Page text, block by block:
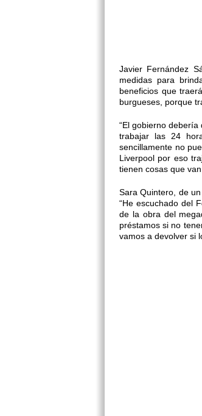
Javier Fernández
medidas para
beneficios que
burgueses, porque
“El gobierno
trabajar las 24
sencillamente no
Liverpool por eso
tienen cosas que
Sara Quintero, de
“He escuchado del
de la obra del
préstamos si no
vamos a devolver si